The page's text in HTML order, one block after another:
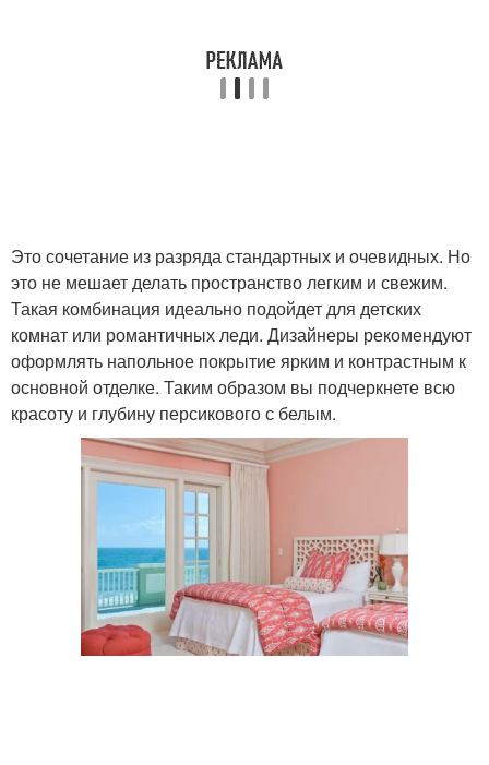
Это сочетание из разряда стандартных и очевидных. Но
это не мешает делать пространство легким и свежим.
Такая комбинация идеально подойдет для детских
комнат или романтичных леди. Дизайнеры рекомендуют
оформлять напольное покрытие ярким и контрастным к
основной отделке. Таким образом вы подчеркнете всю
красоту и глубину персикового с белым.